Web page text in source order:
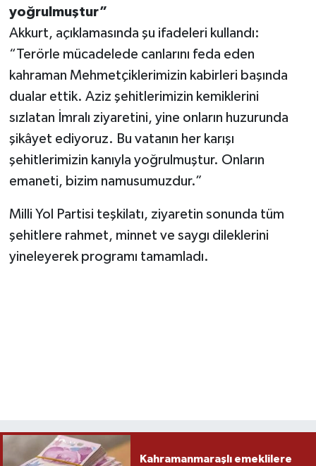
yoğrulmuştur”
Akkurt, açıklamasında şu ifadeleri kullandı:
“Terörle mücadelede canlarını feda eden
kahraman Mehmetçiklerimizin kabirleri başında
dualar ettik. Aziz şehitlerimizin kemiklerini
sızlatan İmralı ziyaretini, yine onların huzurunda
şikâyet ediyoruz. Bu vatanın her karışı
şehitlerimizin kanıyla yoğrulmuştur. Onların
emaneti, bizim namusumuzdur.”
Milli Yol Partisi teşkilatı, ziyaretin sonunda tüm
şehitlere rahmet, minnet ve saygı dileklerini
yineleyerek programı tamamladı.
Kahramanmaraşlı emeklilere